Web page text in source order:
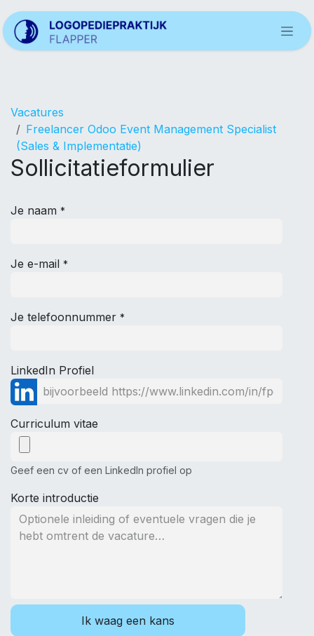
Overslaan naar inhoud
Vacatures
Freelancer Odoo Event Management Specialist
(Sales & Implementatie)
Sollicitatieformulier
Je naam *
Je e-mail *
Je telefoonnummer *
LinkedIn Profiel
Curriculum vitae
Geef een cv of een LinkedIn profiel op
Korte introductie
Ik waag een kans